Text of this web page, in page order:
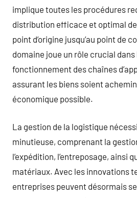
implique toutes les procédures
distribution efficace et optimal
point d’origine jusqu’au point de
domaine joue un rôle crucial dans
fonctionnement des chaînes
assurant les biens soient
économique possible.
La gestion de la logistique
minutieuse, comprenant la
l’expédition, l’entreposage, ainsi
matériaux. Avec les innovations
entreprises peuvent désormais